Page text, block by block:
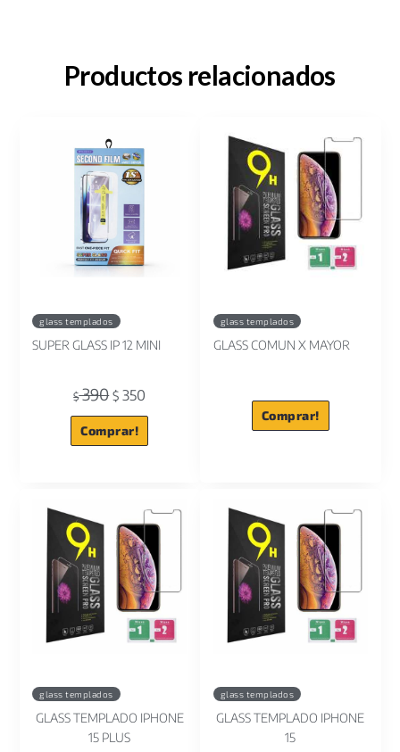
Productos relacionados
glass templados
SUPER GLASS IP 12 MINI
$390 $ 350
Comprar!
glass templados
GLASS COMUN X MAYOR
Comprar!
glass templados
GLASS TEMPLADO IPHONE
15 PLUS
glass templados
GLASS TEMPLADO IPHONE
15